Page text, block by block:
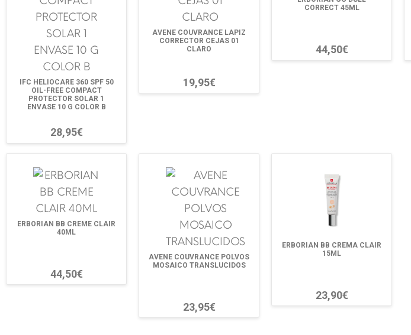
IFC HELIOCARE 360 SPF 50
OIL-FREE COMPACT
PROTECTOR SOLAR 1
ENVASE 10 G COLOR B
28,95€
AVENE COUVRANCE LAPIZ
CORRECTOR CEJAS 01
CLARO
19,95€
CORRECT 45ML
44,50€
ERBORIAN BB CREME CLAIR
40ML
44,50€
AVENE COUVRANCE POLVOS
MOSAICO TRANSLUCIDOS
23,95€
ERBORIAN BB CREMA CLAIR
15ML
23,90€